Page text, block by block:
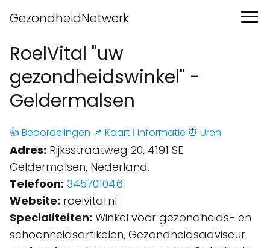
GezondheidNetwerk
RoelVital "uw
gezondheidswinkel" -
Geldermalsen
👍 Beoordelingen 📌 Kaart ℹ️ Informatie ⏰ Uren
Adres: Rijksstraatweg 20, 4191 SE
Geldermalsen, Nederland.
Telefoon: 345701046.
Website: roelvital.nl
Specialiteiten: Winkel voor gezondheids- en
schoonheidsartikelen, Gezondheidsadviseur.